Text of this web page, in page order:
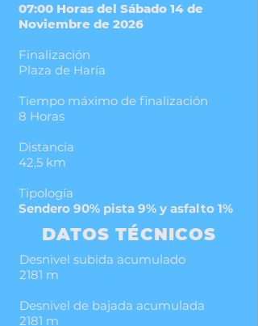
07:00 Horas del Sábado 14 de
Noviembre de 2026
Finalización
Plaza de Haría
Tiempo máximo de finalización
8 Horas
Distancia
42,5 km
Tipología
Sendero 90% pista 9% y asfalto 1%
DATOS TÉCNICOS
Desnivel subida acumulado
2181 m
Desnivel de bajada acumulada
2181 m